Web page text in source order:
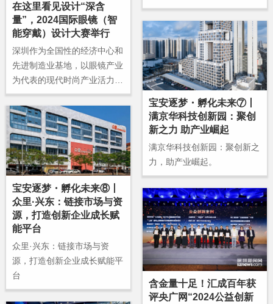
行动大赛”颁奖典礼在深圳南
方科技大学开幕。
在这里看见设计“深含
量”，2024国际眼镜（智
能穿戴）设计大赛举行
深圳作为全国性的经济中心和
先进制造业基地，以眼镜产业
为代表的现代时尚产业活力十
足。依托40余年眼镜产业基地
的深厚基础与沉淀，深圳已发
展成为全球高端眼镜品牌的重
要输出地。
宝安逐梦・孵化未来⑦丨
满京华科技创新园：聚创
新之力 助产业崛起
满京华科技创新园：聚创新之
力，助产业崛起。
宝安逐梦・孵化未来⑧丨
众里·兴东：链接市场与资
源，打造创新企业成长赋
能平台
众里·兴东：链接市场与资
源，打造创新企业成长赋能平
台
含金量十足！汇成百年获
评央广网“2024公益创新